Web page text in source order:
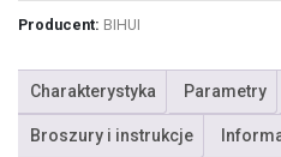
Producent: BIHUI
Charakterystyka Parametry
Broszury i instrukcje